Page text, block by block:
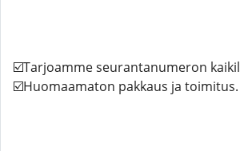
☑️Tarjoamme seurantanumeron
☑️Huomaamaton pakkaus ja toimitus.